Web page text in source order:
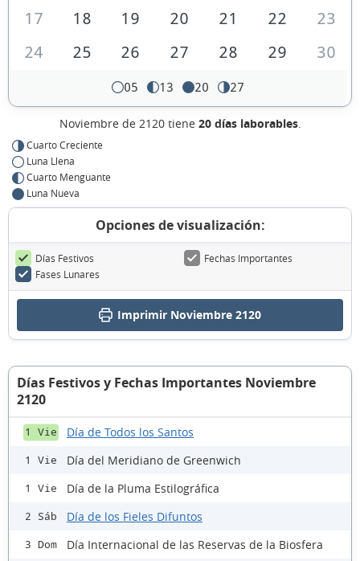
17
18 19 20 21 22
23
24
25 26 27 28 29 30
05 13 20 27
Noviembre de 2120 tiene 20 días laborables.
Cuarto Creciente
Luna Llena
Cuarto Menguante
Luna Nueva
Opciones de visualización:
Días Festivos
Fechas Importantes
Fases Lunares
Imprimir Noviembre 2120
Días Festivos y Fechas Importantes Noviembre
2120
1 Vie Día de Todos los Santos
1 Vie Día del Meridiano de Greenwich
1 Vie Día de la Pluma Estilográfica
2 Sáb Día de los Fieles Difuntos
3 Dom Día Internacional de las Reservas de la Biosfera